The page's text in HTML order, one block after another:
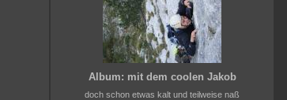
Album: mit dem coolen Jakob
doch schon etwas kalt und teilweise naß